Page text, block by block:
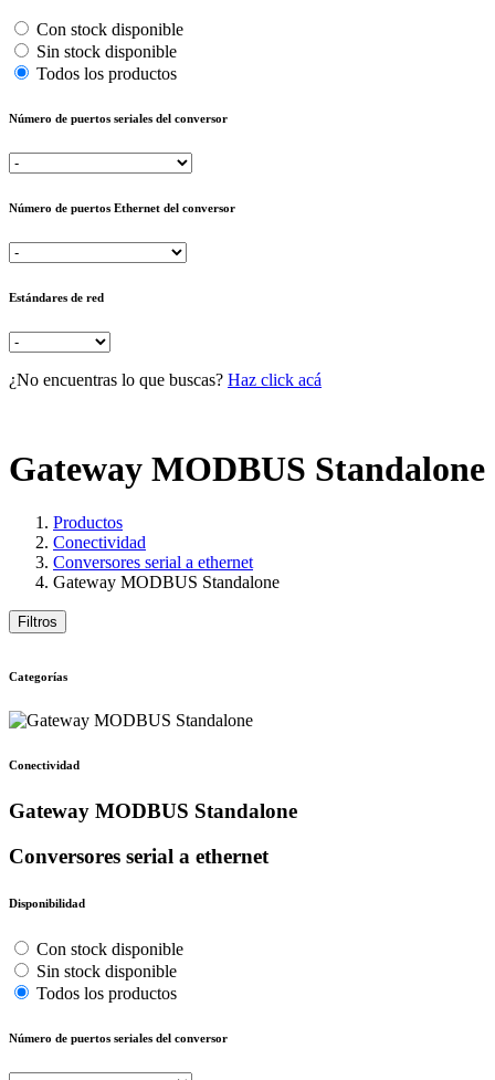
Con stock disponible
Sin stock disponible
Todos los productos
Número de puertos seriales del conversor
Número de puertos Ethernet del conversor
Estándares de red
¿No encuentras lo que buscas? Haz click acá
Gateway MODBUS Standalone
Productos
Conectividad
Conversores serial a ethernet
Gateway MODBUS Standalone
Filtros
Categorías
Conectividad
Gateway MODBUS Standalone
Conversores serial a ethernet
Disponibilidad
Con stock disponible
Sin stock disponible
Todos los productos
Número de puertos seriales del conversor